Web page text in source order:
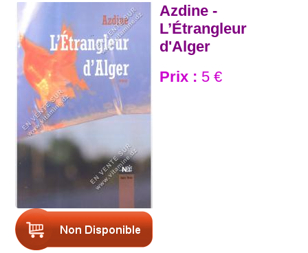
Azdine -
L’Étrangleur
d'Alger
Prix : 5 €